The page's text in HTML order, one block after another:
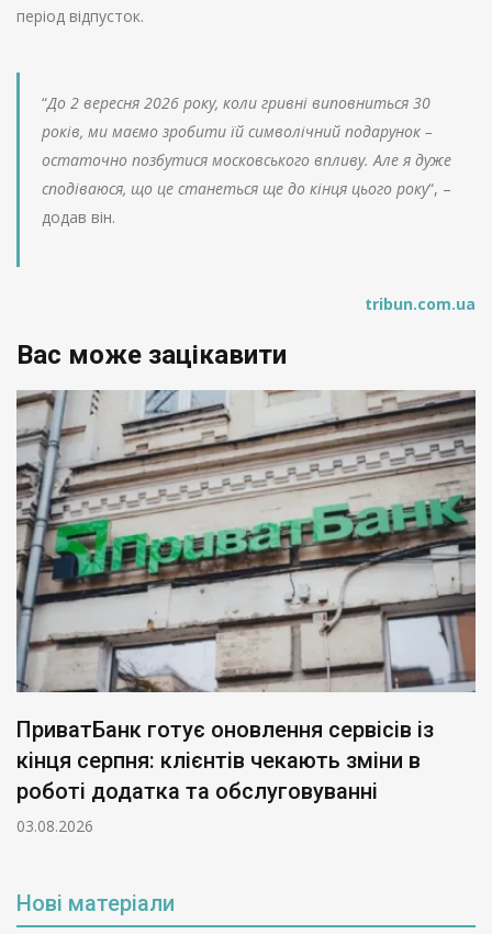
період відпусток.
“До 2 вересня 2026 року, коли гривні виповниться 30
років, ми маємо зробити їй символічний подарунок –
остаточно позбутися московського впливу. Але я дуже
сподіваюся, що це станеться ще до кінця цього року“, –
додав він.
tribun.com.ua
Вас може зацікавити
ПриватБанк готує оновлення сервісів із
кінця серпня: клієнтів чекають зміни в
роботі додатка та обслуговуванні
03.08.2026
Нові матеріали